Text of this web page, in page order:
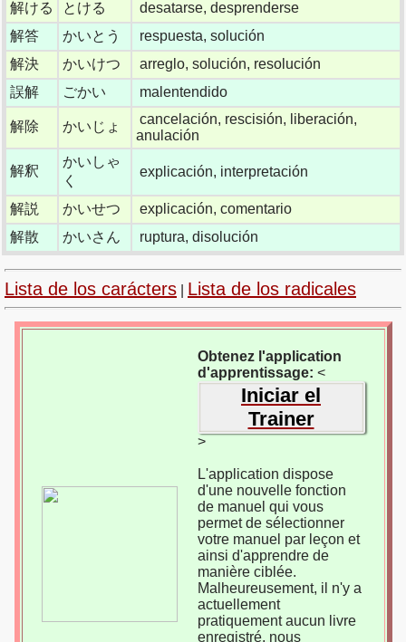
解ける
とける
desatarse, desprenderse
解答
かいとう
respuesta, solución
解決
かいけつ
arreglo, solución, resolución
誤解
ごかい malentendido
解除 かいじょ
cancelación, rescisión, liberación,
anulación
解釈
かいしゃ
く
explicación, interpretación
解説 かいせつ
explicación, comentario
解散
かいさん ruptura, disolución
Lista de los carácters Lista de los radicales
Obtenez l'application
d'apprentissage: <
Iniciar el
Trainer
>
L'application dispose
d'une nouvelle fonction
de manuel qui vous
permet de sélectionner
votre manuel par leçon et
ainsi d'apprendre de
manière ciblée.
Malheureusement, il n'y a
actuellement
pratiquement aucun livre
enregistré, nous